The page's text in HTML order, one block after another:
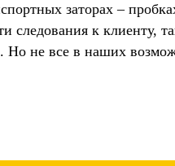
заторах –
следования к клиенту,
Но не все в наших